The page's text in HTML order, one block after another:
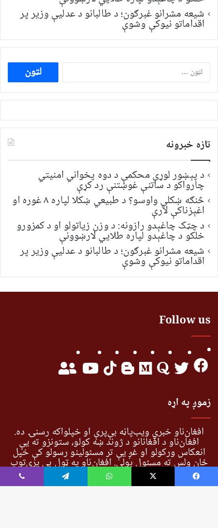
شیعه مشرانو غبرګون؛ د طالبانو د عدلیې وزیر پر
اقداماتو نیوکې وشوې
ددی
لپاره
لټون:
تازه خبرونه
د پېښور لوړې محکمې د دوه پخواني امنیتي
چارواکو د ساتنې غوښتنې رد کړې
څنګه ښکلي واوسو؟ د طبیعي ښکلا لپاره ۸ غوره او
اغېزناکې لارې
د چټک چاغېدو رازونه: د وزن زیاتولو او د کمزورو
خلکو د چاغېدو لپاره طلایي لارښوونې
شیعه مشرانو غبرګون؛ د طالبانو د عدلیې وزیر پر
اقداماتو نیوکې وشوې
Follow us
زموږ په اړه
افغان‌ناو خبري ویب‌پاڼه بې‌پرې او خپلواکه رسنۍ ده.
افغان‌ناو د افغانانو د ژوند ښه کولو، ستونزو ته یې
انعکاس ورکولو او غږ یې تر مسئولینو رسولو کې خپل
ځان ولس ته مسئول بولي. افغان‌ناو په ټول بې پرې‌توب
او د کره سرچینو پر بنسټ تر نورو مخکې خبري پوښښ
خپل ولس ته رسوي. Facebook
X
WhatsApp
Telegram
Viber